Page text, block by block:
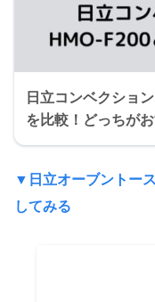
日立コンベクショ
を比較！どっちが
▼ 日立オーブントー
してみる